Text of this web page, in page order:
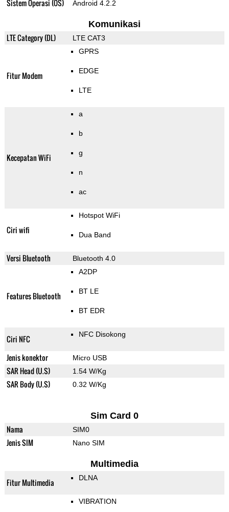
Sistem Operasi (OS) Android 4.2.2
Komunikasi
LTE Category (DL) LTE CAT3
Fitur Modem
GPRS
EDGE
LTE
Kecepatan WiFi
a
b
g
n
ac
Ciri wifi
Hotspot WiFi
Dua Band
Versi Bluetooth Bluetooth 4.0
Features Bluetooth
A2DP
BT LE
BT EDR
Ciri NFC NFC Disokong
Jenis konektor Micro USB
SAR Head (U.S) 1.54 W/Kg
SAR Body (U.S) 0.32 W/Kg
Sim Card 0
Nama SIM0
Jenis SIM Nano SIM
Multimedia
Fitur Multimedia DLNA
VIBRATION